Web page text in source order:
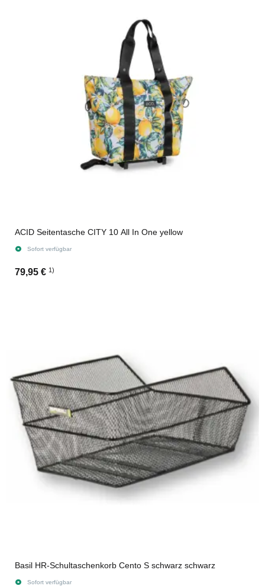
ACID Seitentasche CITY 10 All In One yellow
Sofort verfügbar
79,95 € 1)
Basil HR-Schultaschenkorb Cento S schwarz schwarz
Sofort verfügbar